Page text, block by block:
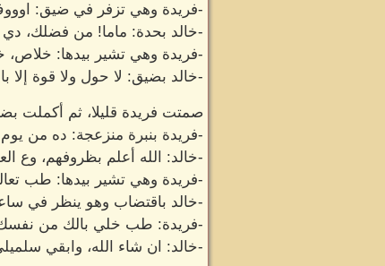
-فريدة وهي تزفر في ضيق:
-خالد بحدة: ماما! من فضلك،
-فريدة وهي تشير بيدها:
-خالد بضيق: لا حول ولا قوة إلا
صمتت فريدة قليلا، ثم أكملت
-فريدة بنبرة منزعجة: ده من
-خالد: الله أعلم بظروفهم، وع
-فريدة وهي تشير بيدها: طب
-خالد باقتضاب وهو ينظر في
-فريدة: طب خلي بالك من نفسك
-خالد: ان شاء الله، وابقي